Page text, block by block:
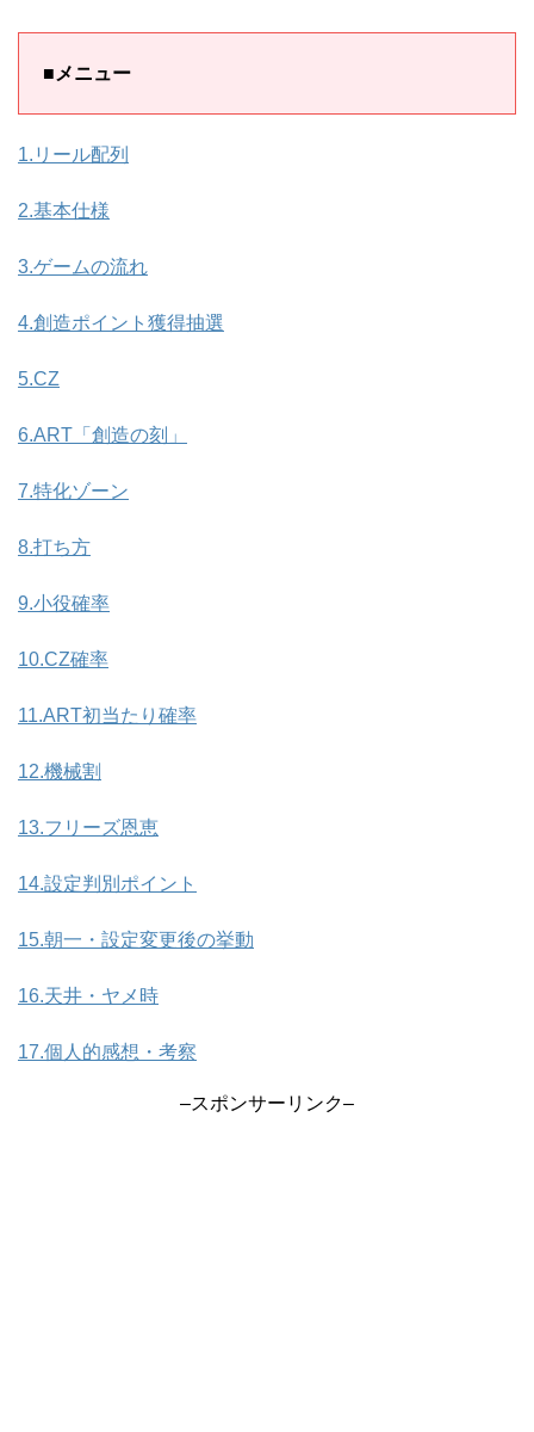
■メニュー
1.リール配列
2.基本仕様
3.ゲームの流れ
4.創造ポイント獲得抽選
5.CZ
6.ART「創造の刻」
7.特化ゾーン
8.打ち方
9.小役確率
10.CZ確率
11.ART初当たり確率
12.機械割
13.フリーズ恩恵
14.設定判別ポイント
15.朝一・設定変更後の挙動
16.天井・ヤメ時
17.個人的感想・考察
–スポンサーリンク–